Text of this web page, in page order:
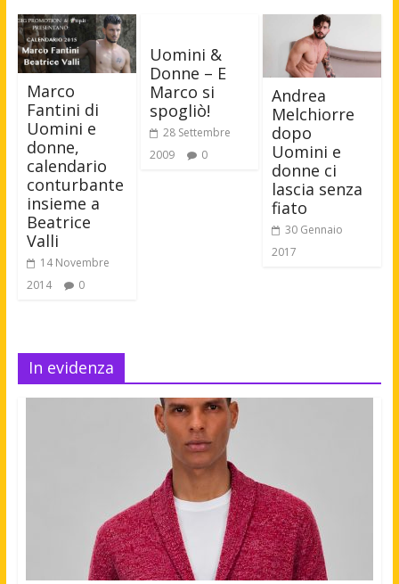
Marco
Fantini di
Uomini e
donne,
calendario
conturbante
insieme a
Beatrice
Valli
14 Novembre
2014
0
Uomini &
Donne – E
Marco si
spogliò!
28 Settembre
2009
0
Andrea
Melchiorre
dopo
Uomini e
donne ci
lascia senza
fiato
30 Gennaio
2017
In evidenza